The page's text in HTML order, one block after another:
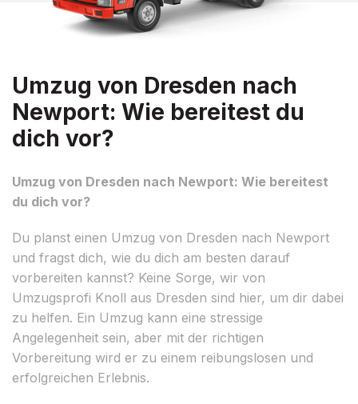
Umzug von Dresden nach
Newport: Wie bereitest du
dich vor?
Umzug von Dresden nach Newport: Wie bereitest
du dich vor?
Du planst einen Umzug von Dresden nach Newport
und fragst dich, wie du dich am besten darauf
vorbereiten kannst? Keine Sorge, wir von
Umzugsprofi Knoll aus Dresden sind hier, um dir dabei
zu helfen. Ein Umzug kann eine stressige
Angelegenheit sein, aber mit der richtigen
Vorbereitung wird er zu einem reibungslosen und
erfolgreichen Erlebnis.